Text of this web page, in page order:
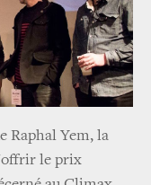
Raphal Yem, la
le prix